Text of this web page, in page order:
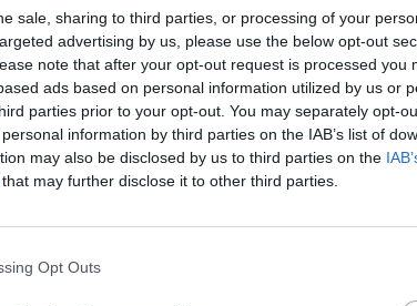
sale, sharing to third parties, or processing of your
advertising by us, please use the below opt-out
note that after your opt-out request is processed you
ads based on personal information utilized by us or
parties prior to your opt-out. You may separately opt-
information by third parties on the IAB’s list of
may also be disclosed by us to third parties on the
that may further disclose it to other third parties.
Opt Outs
STÖD OSS
Stöd Para§rafs bevakning av
PRENUMERERA PÅ